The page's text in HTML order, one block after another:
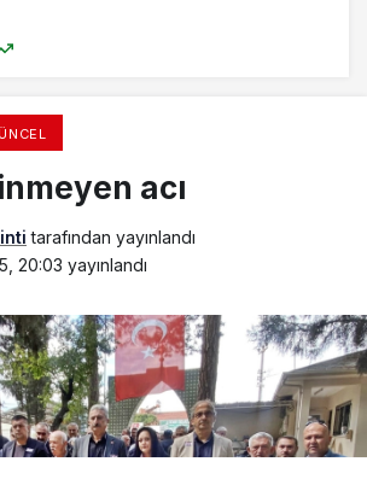
acı
tarafından yayınlandı
20:03 yayınlandı